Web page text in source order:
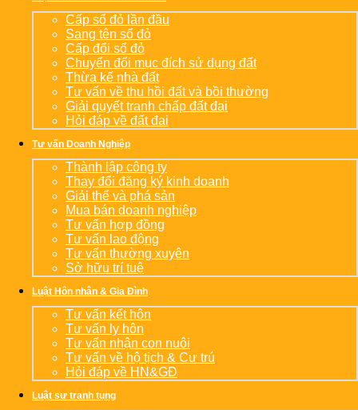
Cấp sổ đỏ lần đầu
Sang tên sổ đỏ
Cấp đổi sổ đỏ
Chuyển đổi mục đích sử dụng đất
Thừa kế nhà đất
Tư vấn về thu hồi đất và bồi thường
Giải quyết tranh chấp đất đai
Hỏi đáp về đất đai
Tư vấn Doanh Nghiệp
Thành lập công ty
Thay đổi đăng ký kinh doanh
Giải thể và phá sản
Mua bán doanh nghiệp
Tư vấn hợp đồng
Tư vấn lao động
Tư vấn thường xuyên
Sở hữu trí tuệ
Luật Hôn nhân & Gia Đình
Tư vấn kết hôn
Tư vấn ly hôn
Tư vấn nhận con nuôi
Tư vấn về hộ tịch & Cư trú
Hỏi đáp về HN&GĐ
Luật sư tranh tụng